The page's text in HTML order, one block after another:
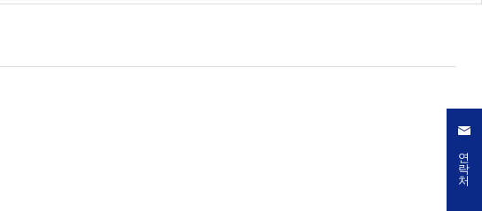
연락처